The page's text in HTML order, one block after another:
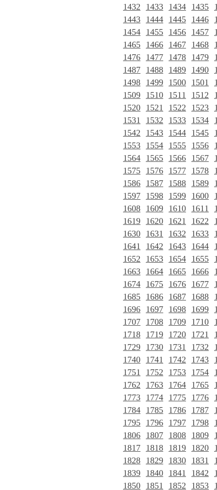
1432
1433 1434 1435
1443 1444 1445 1446
1454 1455 1456 1457
1465 1466 1467 1468
1476 1477 1478 1479
1487 1488 1489 1490
1498 1499 1500 1501
1509 1510 1511 1512
1520 1521 1522 1523
1531
1532 1533 1534
1542
1543 1544 1545
1553 1554 1555 1556
1564 1565 1566 1567
1575 1576 1577 1578
1586 1587 1588 1589
1597 1598 1599 1600
1608 1609 1610 1611
1619 1620 1621 1622
1630 1631 1632 1633
1641
1642 1643 1644
1652
1653 1654 1655
1663 1664 1665 1666
1674 1675 1676 1677
1685 1686 1687 1688
1696 1697 1698 1699
1707 1708 1709 1710
1718 1719 1720 1721
1729 1730 1731 1732
1740 1741 1742 1743
1751
1752 1753 1754
1762
1763 1764 1765
1773 1774 1775 1776
1784 1785 1786 1787
1795 1796 1797 1798
1806 1807 1808 1809
1817 1818 1819 1820
1828 1829 1830 1831
1839 1840 1841 1842
1850 1851 1852 1853